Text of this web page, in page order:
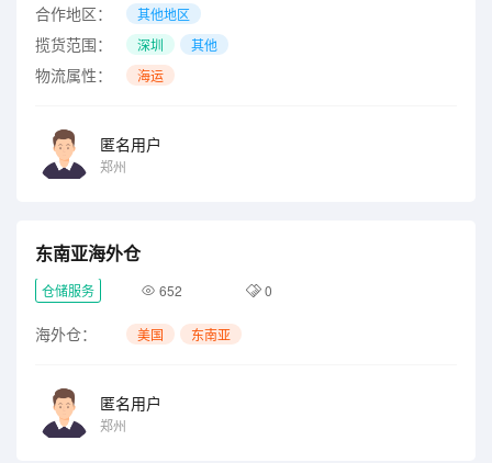
合作地区： 其他地区
揽货范围： 深圳 其他
物流属性： 海运
匿名用户
郑州
东南亚海外仓
仓储服务 652 0
海外仓： 美国 东南亚
匿名用户
郑州